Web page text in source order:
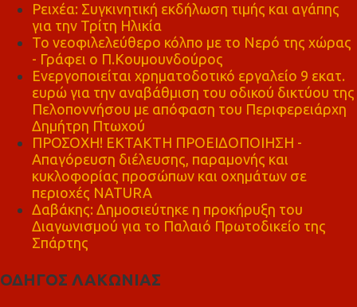
Ρειχέα: Συγκινητική εκδήλωση τιμής και αγάπης
για την Τρίτη Ηλικία
Το νεοφιλελεύθερο κόλπο με το Νερό της χώρας
- Γράφει ο Π.Κουμουνδούρος
Ενεργοποιείται χρηματοδοτικό εργαλείο 9 εκατ.
ευρώ για την αναβάθμιση του οδικού δικτύου της
Πελοποννήσου με απόφαση του Περιφερειάρχη
Δημήτρη Πτωχού
ΠΡΟΣΟΧΗ! ΕΚΤΑΚΤΗ ΠΡΟΕΙΔΟΠΟΙΗΣΗ -
Απαγόρευση διέλευσης, παραμονής και
κυκλοφορίας προσώπων και οχημάτων σε
περιοχές NATURA
Δαβάκης: Δημοσιεύτηκε η προκήρυξη του
Διαγωνισμού για το Παλαιό Πρωτοδικείο της
Σπάρτης
ΟΔΗΓΟΣ ΛΑΚΩΝΙΑΣ